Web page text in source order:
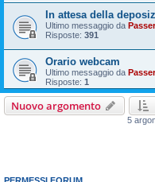
In attesa della
Ultimo messaggio da
Risposte: 391
Orario webcam
Ultimo messaggio da
Risposte: 1
Nuovo argomento
5